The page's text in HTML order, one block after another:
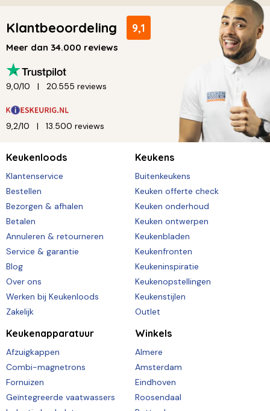
Klantbeoordeling 9,1
Meer dan 34.000 reviews
9,0/10 20.555 reviews
9,2/10 13.500 reviews
Keukenloods
Klantenservice
Bestellen
Bezorgen & afhalen
Betalen
Annuleren & retourneren
Service & garantie
Blog
Over ons
Werken bij Keukenloods
Zakelijk
Keukens
Buitenkeukens
Keuken offerte check
Keuken onderhoud
Keuken ontwerpen
Keukenbladen
Keukenfronten
Keukeninspiratie
Keukenopstellingen
Keukenstijlen
Outlet
Keukenapparatuur
Afzuigkappen
Combi-magnetrons
Fornuizen
Geïntegreerde vaatwassers
Winkels
Almere
Amsterdam
Eindhoven
Roosendaal